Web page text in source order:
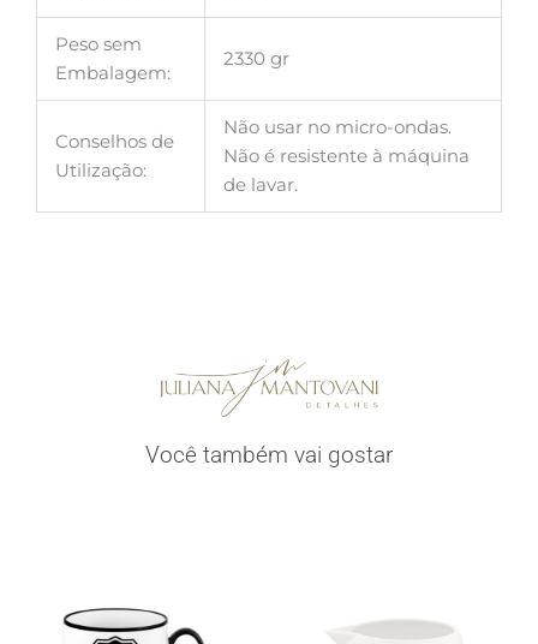
Peso sem
Embalagem:
2330 gr
Conselhos de
Utilização:
Não usar no micro-ondas.
Não é resistente à máquina
de lavar.
Você também vai gostar